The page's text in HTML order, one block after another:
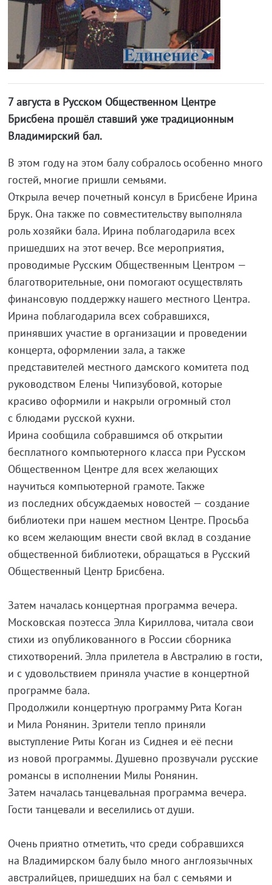
7 августа в Русском Общественном Центре
Брисбена прошёл ставший уже традиционным
Владимирский бал.
В этом году на этом балу собралось особенно много
гостей, многие пришли семьями.
Открыла вечер почетный консул в Брисбене Ирина
Брук. Она также по совместительству выполняла
роль хозяйки бала. Ирина поблагодарила всех
пришедших на этот вечер. Все мероприятия,
проводимые Русским Общественным Центром —
благотворительные, они помогают осуществлять
финансовую поддержку нашего местного Центра.
Ирина поблагодарила всех собравшихся,
принявших участие в организации и проведении
концерта, оформлении зала, а также
представителей местного дамского комитета под
руководством Елены Чипизубовой, которые
красиво оформили и накрыли огромный стол
с блюдами русской кухни.
Ирина сообщила собравшимся об открытии
бесплатного компьютерного класса при Русском
Общественном Центре для всех желающих
научиться компьютерной грамоте. Также
из последних обсуждаемых новостей — создание
библиотеки при нашем местном Центре. Просьба
ко всем желающим внести свой вклад в создание
общественной библиотеки, обращаться в Русский
Общественный Центр Брисбена.
Затем началась концертная программа вечера.
Московская поэтесса Элла Кириллова, читала свои
стихи из опубликованного в России сборника
стихотворений. Элла прилетела в Австралию в гости,
и с удовольствием приняла участие в концертной
программе бала.
Продолжили концертную программу Рита Коган
и Мила Ронянин. Зрители тепло приняли
выступление Риты Коган из Сиднея и её песни
из новой программы. Душевно прозвучали русские
романсы в исполнении Милы Ронянин.
Затем началась танцевальная программа вечера.
Гости танцевали и веселились от души.
Очень приятно отметить, что среди собравшихся
на Владимирском балу было много англоязычных
австралийцев, пришедших на бал с семьями и